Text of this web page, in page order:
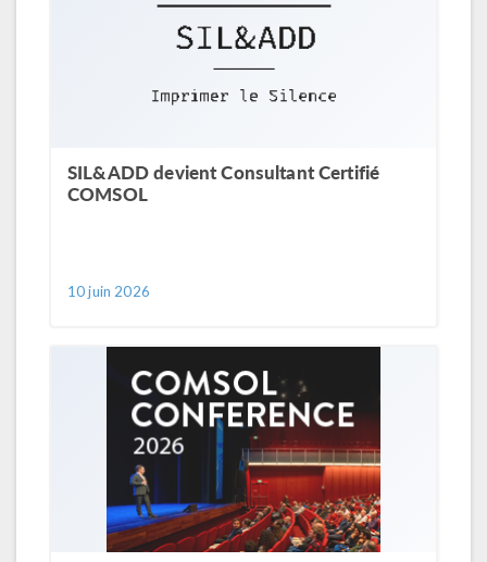
SIL&ADD devient Consultant Certifié
COMSOL
10 juin 2026